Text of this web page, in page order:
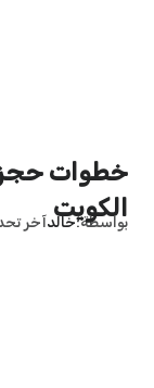
خطوات حجز
الكويت
بواسطة خالدآخر